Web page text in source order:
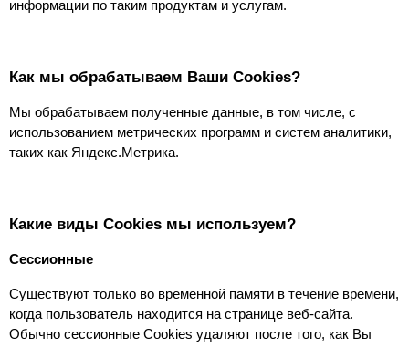
информации по таким продуктам и услугам.
Как мы обрабатываем Ваши Cookies?
Мы обрабатываем полученные данные, в том числе, с
использованием метрических программ и систем аналитики,
таких как Яндекс.Метрика.
Какие виды Сookies мы используем?
Сессионные
Существуют только во временной памяти в течение времени,
когда пользователь находится на странице веб-сайта.
Обычно сессионные Cookies удаляют после того, как Вы